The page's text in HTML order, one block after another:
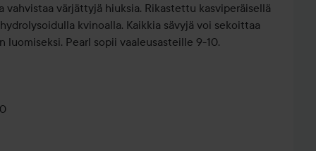
vahvistaa värjättyjä hiuksia. Rikastettu kasviperäisellä
kvinoalla. Kaikkia sävyjä voi sekoittaa
luomiseksi. Pearl sopii vaaleusasteille 9-10.